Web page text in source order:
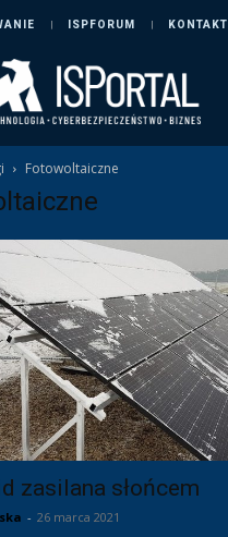
ISPFORUM KONTAKT
Fotowoltaiczne
zasilana słońcem
- 26 marca 2021